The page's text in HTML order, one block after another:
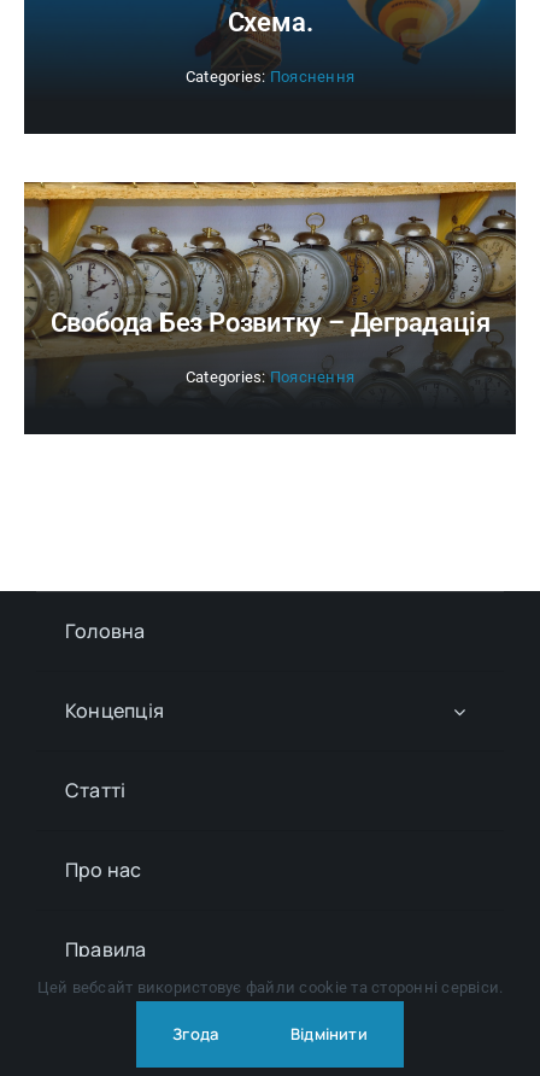
Схема.
Categories: Пояснення
Свобода Без Розвитку – Деградація
Categories:Пояснення
Головна
Концепція
Статті
Про нас
Правила
Цей вебсайт використовує файли cookie та сторонні сервіси.
Згода Відмінити